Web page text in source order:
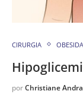
CIRURGIA
porChristiane